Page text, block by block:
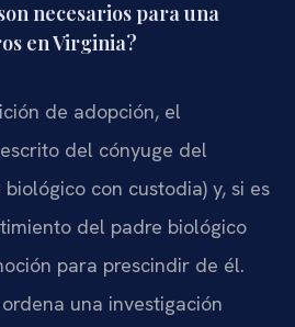
necesarios para una
en Virginia?
de adopción, el
del cónyuge del
con custodia) y, si es
del padre biológico
para prescindir de él.
una investigación